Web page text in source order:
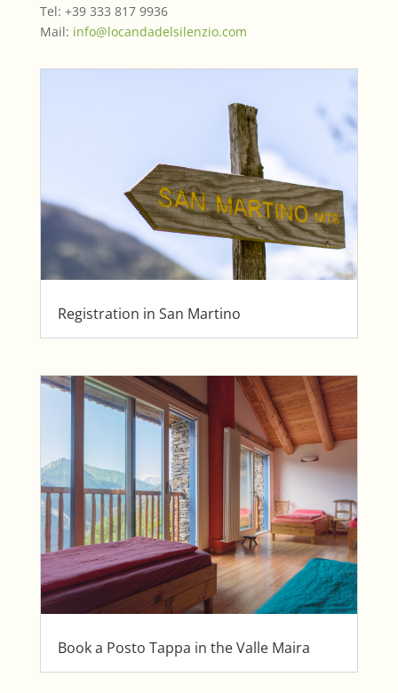
Tel: +39 333 817 9936
Mail: info@locandadelsilenzio.com
Registration in San Martino
Book a Posto Tappa in the Valle Maira